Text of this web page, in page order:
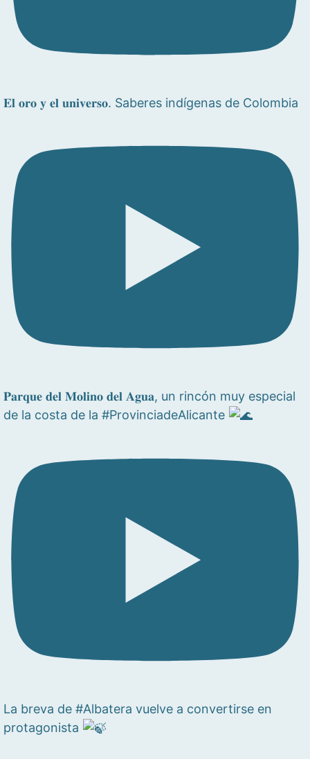
𝐄𝐥 𝐨𝐫𝐨 𝐲 𝐞𝐥 𝐮𝐧𝐢𝐯𝐞𝐫𝐬𝐨. Saberes indígenas de Colombia
𝐏𝐚𝐫𝐪𝐮𝐞 𝐝𝐞𝐥 𝐌𝐨𝐥𝐢𝐧𝐨 𝐝𝐞𝐥 𝐀𝐠𝐮𝐚, un rincón muy especial
de la costa de la #ProvinciadeAlicante
La breva de #Albatera vuelve a convertirse en
protagonista